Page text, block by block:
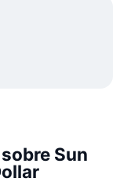
Sun